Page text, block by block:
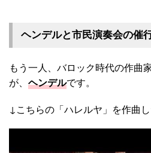
ヘンデルと市民演奏会の催
もう一人、バロック時代の作曲
が、 ヘンデルです。
↓こちらの「ハレルヤ」を作曲し